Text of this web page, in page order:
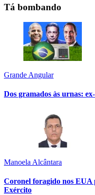
Tá bombando
Grande Angular
Dos gramados às urnas:
Manoela Alcântara
Coronel foragido nos EUA
Exército